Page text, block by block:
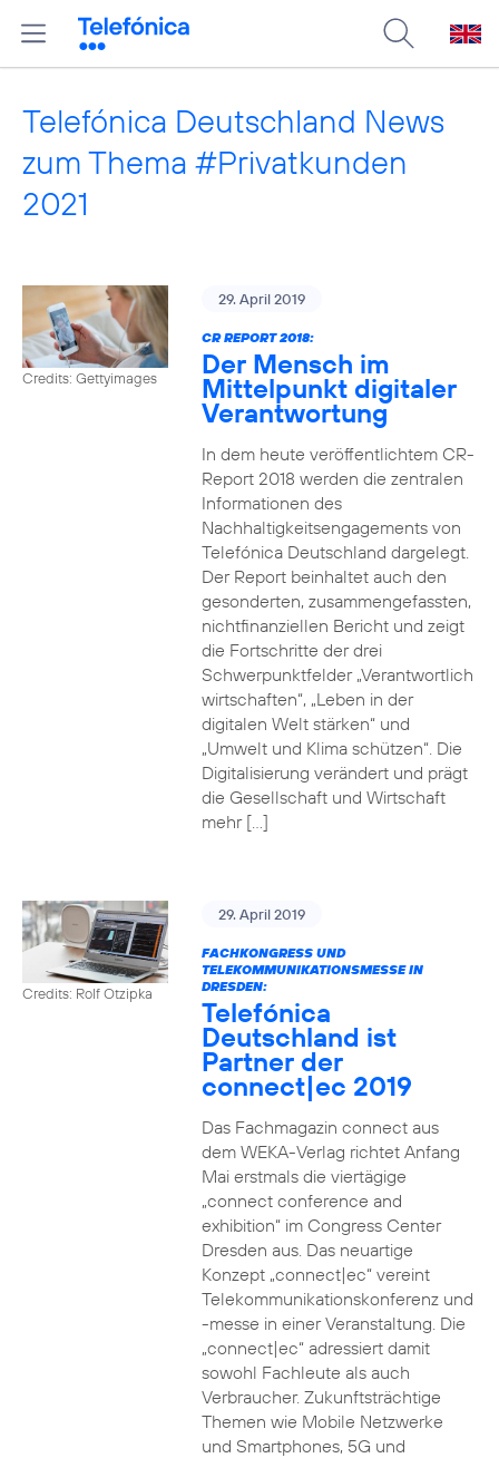
Telefónica Deutschland News
zum Thema #Privatkunden
2021
Credits: Gettyimages
29. April 2019
CR REPORT 2018:
Der Mensch im
Mittelpunkt digitaler
Verantwortung
In dem heute veröffentlichtem CR-
Report 2018 werden die zentralen
Informationen des
Nachhaltigkeitsengagements von
Telefónica Deutschland dargelegt.
Der Report beinhaltet auch den
gesonderten, zusammengefassten,
nichtfinanziellen Bericht und zeigt
die Fortschritte der drei
Schwerpunktfelder „Verantwortlich
wirtschaften“, „Leben in der
digitalen Welt stärken“ und
„Umwelt und Klima schützen“. Die
Digitalisierung verändert und prägt
die Gesellschaft und Wirtschaft
mehr […]
Credits: Rolf Otzipka
29. April 2019
FACHKONGRESS UND
TELEKOMMUNIKATIONSMESSE IN
DRESDEN:
Telefónica
Deutschland ist
Partner der
connect|ec 2019
Das Fachmagazin connect aus
dem WEKA-Verlag richtet Anfang
Mai erstmals die viertägige
„connect conference and
exhibition“ im Congress Center
Dresden aus. Das neuartige
Konzept „connect|ec“ vereint
Telekommunikationskonferenz und
-messe in einer Veranstaltung. Die
„connect|ec“ adressiert damit
sowohl Fachleute als auch
Verbraucher. Zukunftsträchtige
Themen wie Mobile Netzwerke
und Smartphones, 5G und